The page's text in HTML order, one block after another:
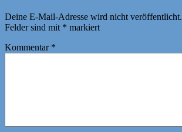
Deine E-Mail-Adresse wird nicht veröffentlicht.
Felder sind mit * markiert
Kommentar *